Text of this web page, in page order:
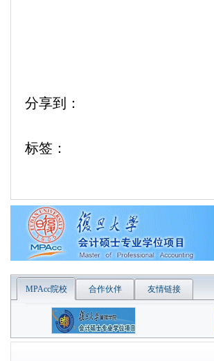
分享到：
标签：
MPAcc院校 合作伙伴 友情链接